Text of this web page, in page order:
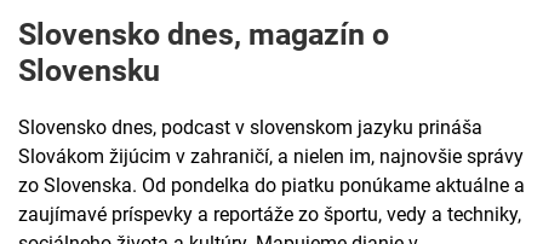
Slovensko dnes, magazín o
Slovensku
Slovensko dnes, podcast v slovenskom jazyku prináša
Slovákom žijúcim v zahraničí, a nielen im, najnovšie správy
zo Slovenska. Od pondelka do piatku ponúkame aktuálne a
zaujímavé príspevky a reportáže zo športu, vedy a techniky,